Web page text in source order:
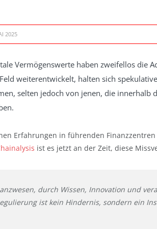
2025
Vermögenswerte haben zweifellos die
weiterentwickelt, halten sich
selten jedoch von jenen, die innerhalb
Erfahrungen in führenden
ist es jetzt an der Zeit, diese
durch Wissen, Innovation und
ist kein Hindernis, sondern ein